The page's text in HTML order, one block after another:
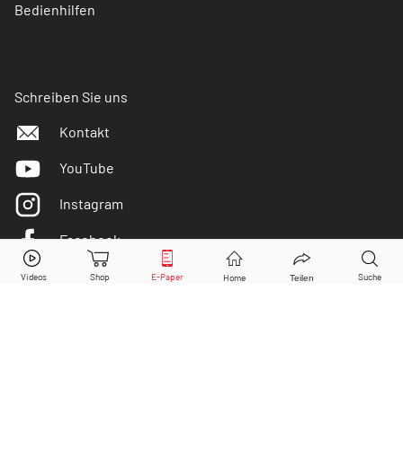
Bedienhilfen
Schreiben Sie uns
Kontakt
YouTube
Instagram
Facebook
Twitter